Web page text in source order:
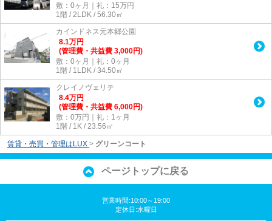
敷：0ヶ月｜礼：15万円
1階 / 2LDK / 56.30㎡
カインドネス元本郷公園
8.1万円
(管理費・共益費 3,000円)
敷：0ヶ月｜礼：0ヶ月
1階 / 1LDK / 34.50㎡
クレイノヴェリテ
8.4万円
(管理費・共益費 6,000円)
敷：0万円｜礼：1ヶ月
1階 / 1K / 23.56㎡
賃貸・売買・管理はLUX > グリーンコート
ページトップに戻る
営業時間:10:00～19:00
定休日:水曜日